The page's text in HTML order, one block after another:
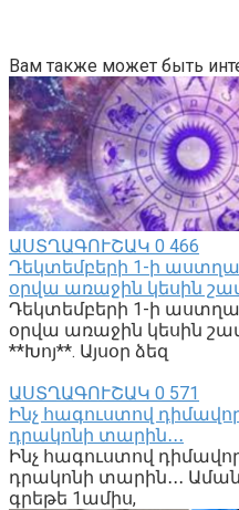
Вам также может быть
ԱՍՏՂԱԳՈՒՇԱԿ 0 466
Դեկտեմբերի 1-ի
օրվա առաջին կեսին շատ
Դեկտեմբերի 1-ի
օրվա առաջին կեսին շատ
**Խոյ**. Այսօր ձեզ
ԱՍՏՂԱԳՈՒՇԱԿ 0 571
Ինչ հագուստով
դրակոնի տարին․․․
Ինչ հագուստով
դրակոնի տարին․․․
գրեթե 1ամիս,